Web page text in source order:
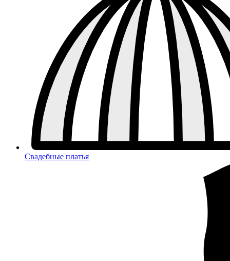
Свадебные платья